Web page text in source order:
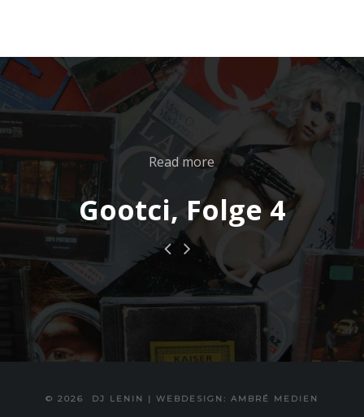
Read more
Gootci, Folge 4
© 2026 DJ LENIN | WEBDESIGN: AMBRÉ MEDIEN